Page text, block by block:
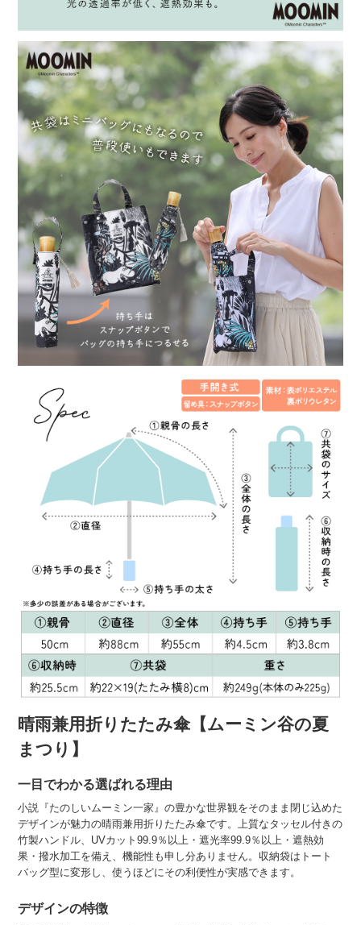
晴雨兼用折りたたみ傘【ムーミン谷の夏
まつり】
一目でわかる選ばれる理由
小説『たのしいムーミン一家』の豊かな世界観をそのまま閉じ込めた
デザインが魅力の晴雨兼用折りたたみ傘です。上質なタッセル付きの
竹製ハンドル、UVカット99.9％以上・遮光率99.9％以上・遮熱効
果・撥水加工を備え、機能性も申し分ありません。収納袋はトート
バッグ型に変形し、使うほどにその利便性が実感できます。
デザインの特徴